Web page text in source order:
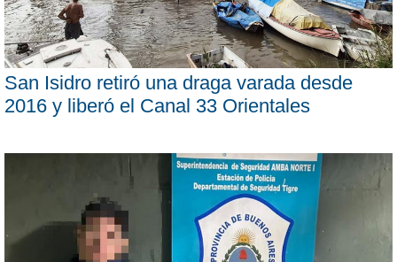
San Isidro retiró una draga varada desde
2016 y liberó el Canal 33 Orientales